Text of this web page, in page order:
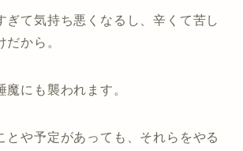
ぎて気持ち悪くなるし、辛くて苦し
だから。
魔にも襲われます。
とや予定があっても、それらをやる